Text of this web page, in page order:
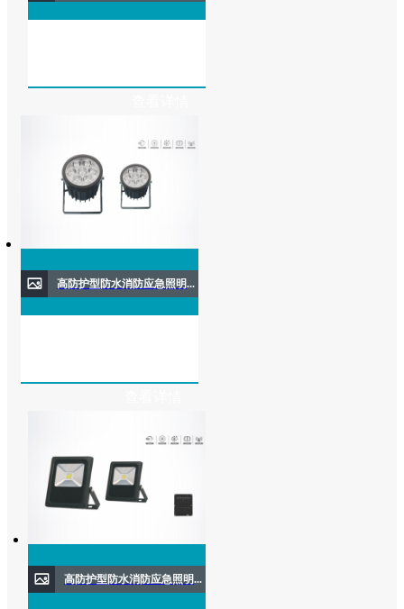
高防护型防水消防应急照明灯具( 壁挂式)
高防护型防水消防应急照明灯具(壁挂式)